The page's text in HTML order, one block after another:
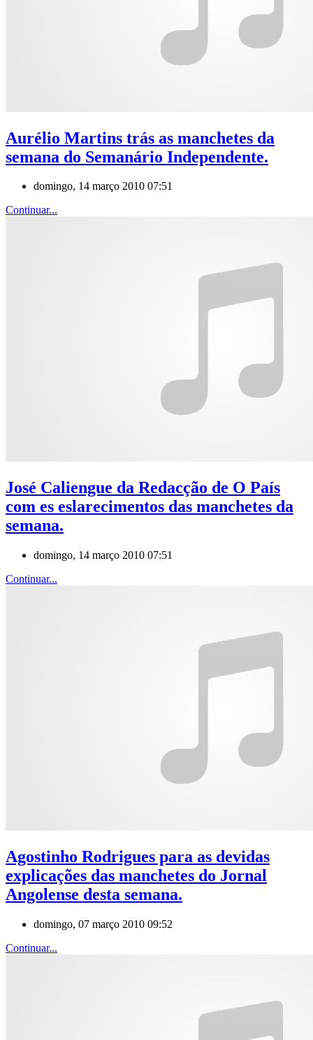
Aurélio Martins trás as manchetes da
semana do Semanário Independente.
domingo, 14 março 2010 07:51
Continuar...
José Caliengue da Redacção de O País
com es eslarecimentos das manchetes da
semana.
domingo, 14 março 2010 07:51
Continuar...
Agostinho Rodrigues para as devidas
explicações das manchetes do Jornal
Angolense desta semana.
domingo, 07 março 2010 09:52
Continuar...